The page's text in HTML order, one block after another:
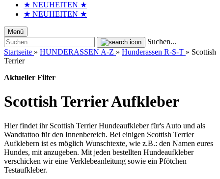
★ NEUHEITEN ★
★ NEUHEITEN ★
Menü
Suchen...
Startseite » HUNDERASSEN A-Z » Hunderassen R-S-T » Scottish
Terrier
Aktueller Filter
Scottish Terrier Aufkleber
Hier findet ihr Scottish Terrier Hundeaufkleber für's Auto und als
Wandtattoo für den Innenbereich. Bei einigen Scottish Terrier
Aufklebern ist es möglich Wunschtexte, wie z.B.: den Namen eures
Hundes, mit anzugeben. Mit jeden bestellten Hundeaufkleber
verschicken wir eine Verklebeanleitung sowie ein Pfötchen
Testaufkleber.